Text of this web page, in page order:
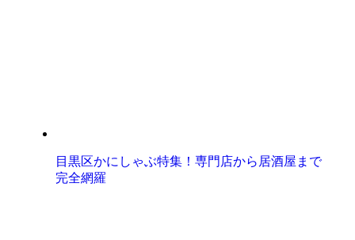
目黒区かにしゃぶ特集！専門店から居酒屋まで
完全網羅